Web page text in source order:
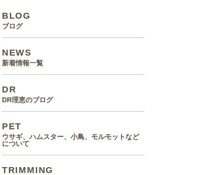
BLOG
ブログ
NEWS
新着情報一覧
DR
DR理恵のブログ
PET
ウサギ、ハムスター、小鳥、モルモットなど
について
TRIMMING